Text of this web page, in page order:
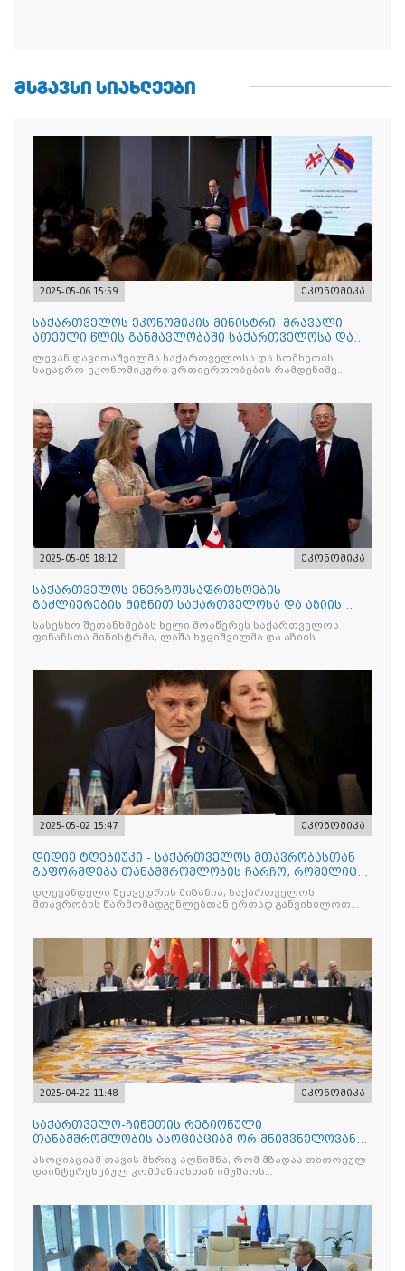
ᲛᲡᲒᲐᲕᲡᲘ ᲡᲘᲐᲮᲚᲔᲔᲑᲘ
2025-05-06 15:59 ეკონომიკა
საქართველოს ეკონომიკის მინისტრი: მრავალი
ათეული წლის განმავლობაში საქართველოსა და
სომხეთს შორის მეგო
ლევან დავითაშვილმა საქართველოსა და სომხეთის
სავაჭრო-ეკონომიკური ურთიერთობების რამდენიმე
2025-05-05 18:12 ეკონომიკა
საქართველოს ენერგოუსაფრთხოების
გაძლიერების მიზნით საქართველოსა და აზიის
განვითარების ბანკს შორის შეთ
სასესხო შეთანხმებას ხელი მოაწერეს საქართველოს
ფინანსთა მინისტრმა, ლაშა ხუციშვილმა და აზიის
2025-05-02 15:47 ეკონომიკა
დიდიე ტღებიუკი - საქართველოს მთავრობასთან
გაფორმდება თანამშრომლობის ჩარჩო, რომელიც
იქნება მნიშვნელოვ
დღევანდელი შეხვედრის მიზანია, საქართველოს
მთავრობის წარმომადგენლებთან ერთად განვიხილოთ
2025-04-22 11:48 ეკონომიკა
საქართველო-ჩინეთის რეგიონული
თანამშრომლობის ასოციაციამ ორ მნიშვნელოვან
მემორანდუმს მოაწერა ხელი
ასოციაციამ თავის მხრივ აღნიშნა, რომ მზადაა თითოეულ
დაინტერესებულ კომპანიასთან იმუშაოს